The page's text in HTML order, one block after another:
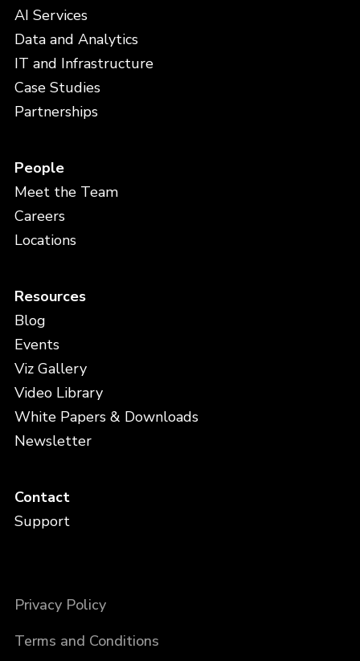
AI Services
Data and Analytics
IT and Infrastructure
Case Studies
Partnerships
People
Meet the Team
Careers
Locations
Resources
Blog
Events
Viz Gallery
Video Library
White Papers & Downloads
Newsletter
Contact
Support
Privacy Policy
Terms and Conditions